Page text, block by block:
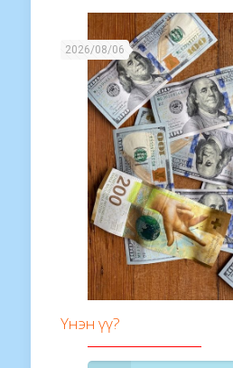
2026/08/06
Үнэн үү?